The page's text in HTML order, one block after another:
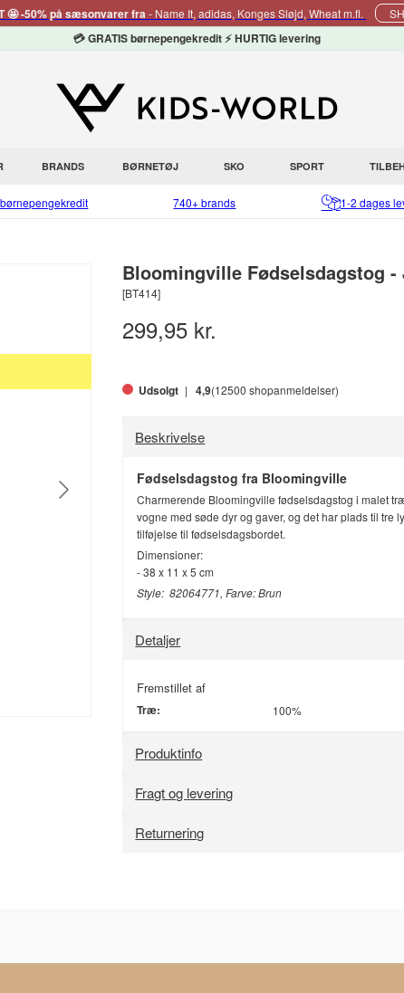
🤩 -50% på sæsonvarer fra- Name It, adidas, Konges Sløjd, Wheat m.fl.
💳 GRATIS børnepengekredit ⚡ HURTIG levering
BRANDS BØRNETØJ SKO SPORT
740+ brands 1-2 dages
Bloomingville Fødselsdagstog -
[BT414]
299,95 kr.
Udsolgt 4,9(12500 shopanmeldelser)
Beskrivelse
Fødselsdagstog fra Bloomingville
Charmerende Bloomingville fødselsdagstog i malet
vogne med søde dyr og gaver, og det har plads til tre
tilføjelse til fødselsdagsbordet.
Dimensioner:
- 38 x 11 x 5 cm
Style: 82064771, Farve: Brun
Detaljer
Fremstillet af
Træ: 100%
Produktinfo
Fragt og levering
Returnering